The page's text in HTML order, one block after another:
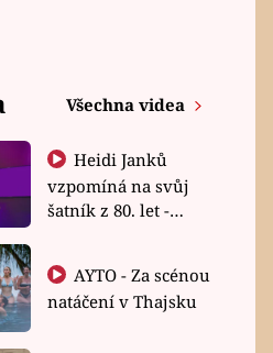
Všechna videa
Heidi Janků
vzpomíná na svůj
šatník z 80. let -
natáčení v Thajsku